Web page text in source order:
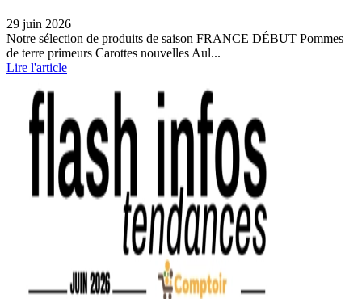
29 juin 2026
Notre sélection de produits de saison FRANCE DÉBUT Pommes
de terre primeurs Carottes nouvelles Aul...
Lire l'article